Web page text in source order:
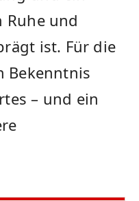
und
ist. Für die
Bekenntnis
– und ein